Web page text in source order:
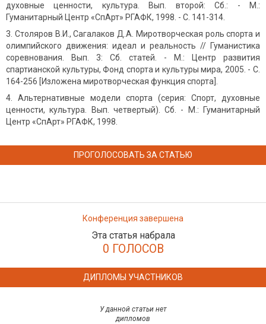
духовные ценности, культура. Вып. второй: Сб.: - М.:
Гуманитарный Центр «СпАрт» РГАФК, 1998. - С. 141-314.
Столяров В.И., Сагалаков Д.А. Миротворческая роль спорта и
олимпийского движения: идеал и реальность // Гуманистика
соревнования. Вып. 3: Сб. статей. - М.: Центр развития
спартианской культуры, Фонд спорта и культуры мира, 2005. - С.
164-256 [Изложена миротворческая функция спорта].
Альтернативные модели спорта (серия: Спорт, духовные
ценности, культура. Вып. четвертый). Сб. - М.: Гуманитарный
Центр «СпАрт» РГАФК, 1998.
ПРОГОЛОСОВАТЬ ЗА СТАТЬЮ
Конференция завершена
Эта статья набрала
0 ГОЛОСОВ
ДИПЛОМЫ УЧАСТНИКОВ
У данной статьи нет
дипломов